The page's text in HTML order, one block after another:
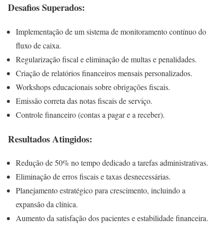
Desafios Superados:
Implementação de um sistema de monitoramento contínuo do
fluxo de caixa.
Regularização fiscal e eliminação de multas e penalidades.
Criação de relatórios financeiros mensais personalizados.
Workshops educacionais sobre obrigações fiscais.
Emissão correta das notas fiscais de serviço.
Controle financeiro (contas a pagar e a receber).
Resultados Atingidos:
Redução de 50% no tempo dedicado a tarefas administrativas.
Eliminação de erros fiscais e taxas desnecessárias.
Planejamento estratégico para crescimento, incluindo a
expansão da clínica.
Aumento da satisfação dos pacientes e estabilidade financeira.